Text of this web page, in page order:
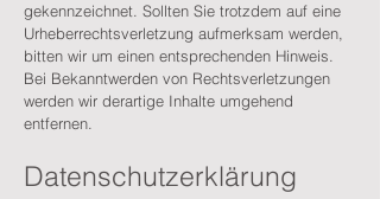
gekennzeichnet. Sollten Sie trotzdem auf eine
Urheberrechtsverletzung aufmerksam werden,
bitten wir um einen entsprechenden Hinweis.
Bei Bekanntwerden von Rechtsverletzungen
werden wir derartige Inhalte umgehend
entfernen.
Datenschutzerklärung